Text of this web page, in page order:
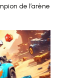
de l’arène